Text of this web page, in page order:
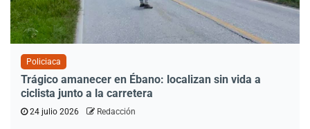
Policiaca
Trágico amanecer en Ébano: localizan sin vida a
ciclista junto a la carretera
24 julio 2026 Redacción